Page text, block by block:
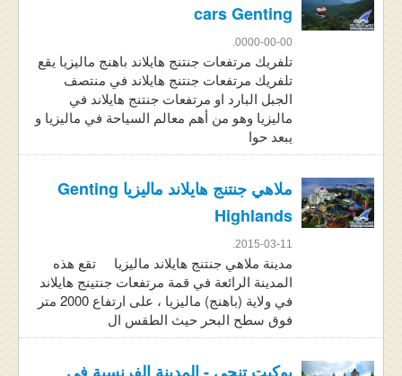
cars Genting
0000-00-00.
تلفريك مرتفعات جنتنج هايلاند باهنج ماليزيا يقع
تلفريك مرتفعات جنتنج هايلاند في منتصف
الجبل البارد او مرتفعات جنتنج هايلاند في
ماليزيا وهو من أهم معالم السياحة في ماليزيا و
يبعد حوا
ملاهي جنتنج هايلاند ماليزيا Genting
Highlands
2015-03-11.
مدينة ملاهي جنتنج هايلاند ماليزيا تقع هذه
المدينة الرائعة في قمة مرتفعات جنتينج هايلاند
في ولاية (باهنج) ماليزيا ، على ارتفاع 2000 متر
فوق سطح البحر حيث الطقس ال
بوكيت تنجي - المدينة الفرنسية في